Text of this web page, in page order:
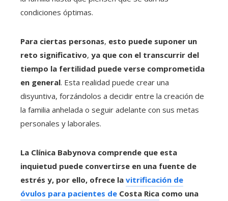
condiciones óptimas.
Para ciertas personas, esto puede suponer un
reto significativo, ya que con el transcurrir del
tiempo la fertilidad puede verse comprometida
en general. Esta realidad puede crear una
disyuntiva, forzándolos a decidir entre la creación de
la familia anhelada o seguir adelante con sus metas
personales y laborales.
La Clínica Babynova comprende que esta
inquietud puede convertirse en una fuente de
estrés y, por ello, ofrece la vitrificación de
óvulos para pacientes de Costa Rica como una